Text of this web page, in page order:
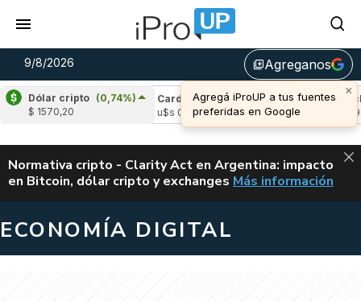
9/8/2026 library_addAgreganos
×
Agregá iProUP a tus fuentes
preferidas en Google
Dólar cripto (0,74%)
$ 1570,20
(1,32%)
Cardano
(-0,78%)
u$s 0,20
Avalanche
u$s 6,49
ALERTA
Normativa cripto - Clarity Act en Argentina: impacto
en Bitcoin, dólar cripto y exchanges CLARITY ACT EN
Más información
ECONOMÍA DIGITAL